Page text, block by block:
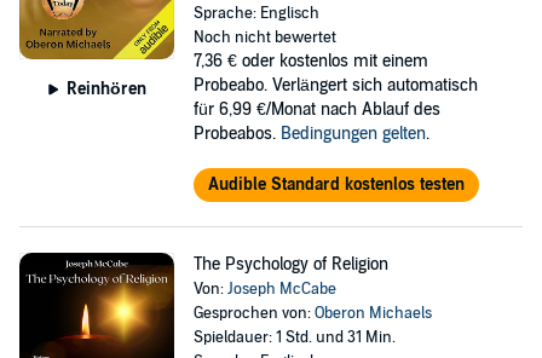
Reinhören
Sprache: Englisch
Noch nicht bewertet
7,36 € oder kostenlos mit einem
Probeabo. Verlängert sich automatisch
für 6,99 €/Monat nach Ablauf des
Probeabos. Bedingungen gelten.
Audible Standard kostenlos testen
The Psychology of Religion
Von:Joseph McCabe
Gesprochen von:Oberon Michaels
Spieldauer: 1 Std. und 31 Min.